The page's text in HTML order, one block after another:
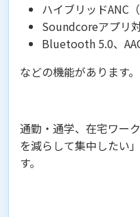
ハイブリッドANC
Soundcoreアプリ
Bluetooth 5.0、
などの機能があります。
通勤・通学、在宅ワー
を減らして集中したい
す。